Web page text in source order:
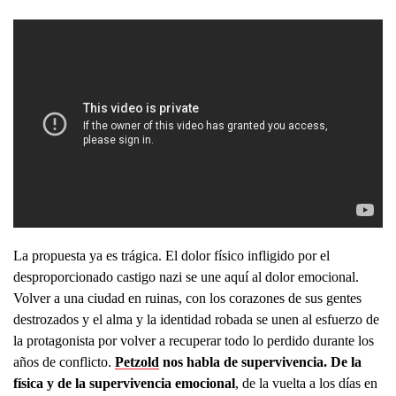
La propuesta ya es trágica. El dolor físico infligido por el
desproporcionado castigo nazi se une aquí al dolor emocional.
Volver a una ciudad en ruinas, con los corazones de sus gentes
destrozados y el alma y la identidad robada se unen al esfuerzo de
la protagonista por volver a recuperar todo lo perdido durante los
años de conflicto. Petzold nos habla de supervivencia. De la
física y de la supervivencia emocional, de la vuelta a los días en